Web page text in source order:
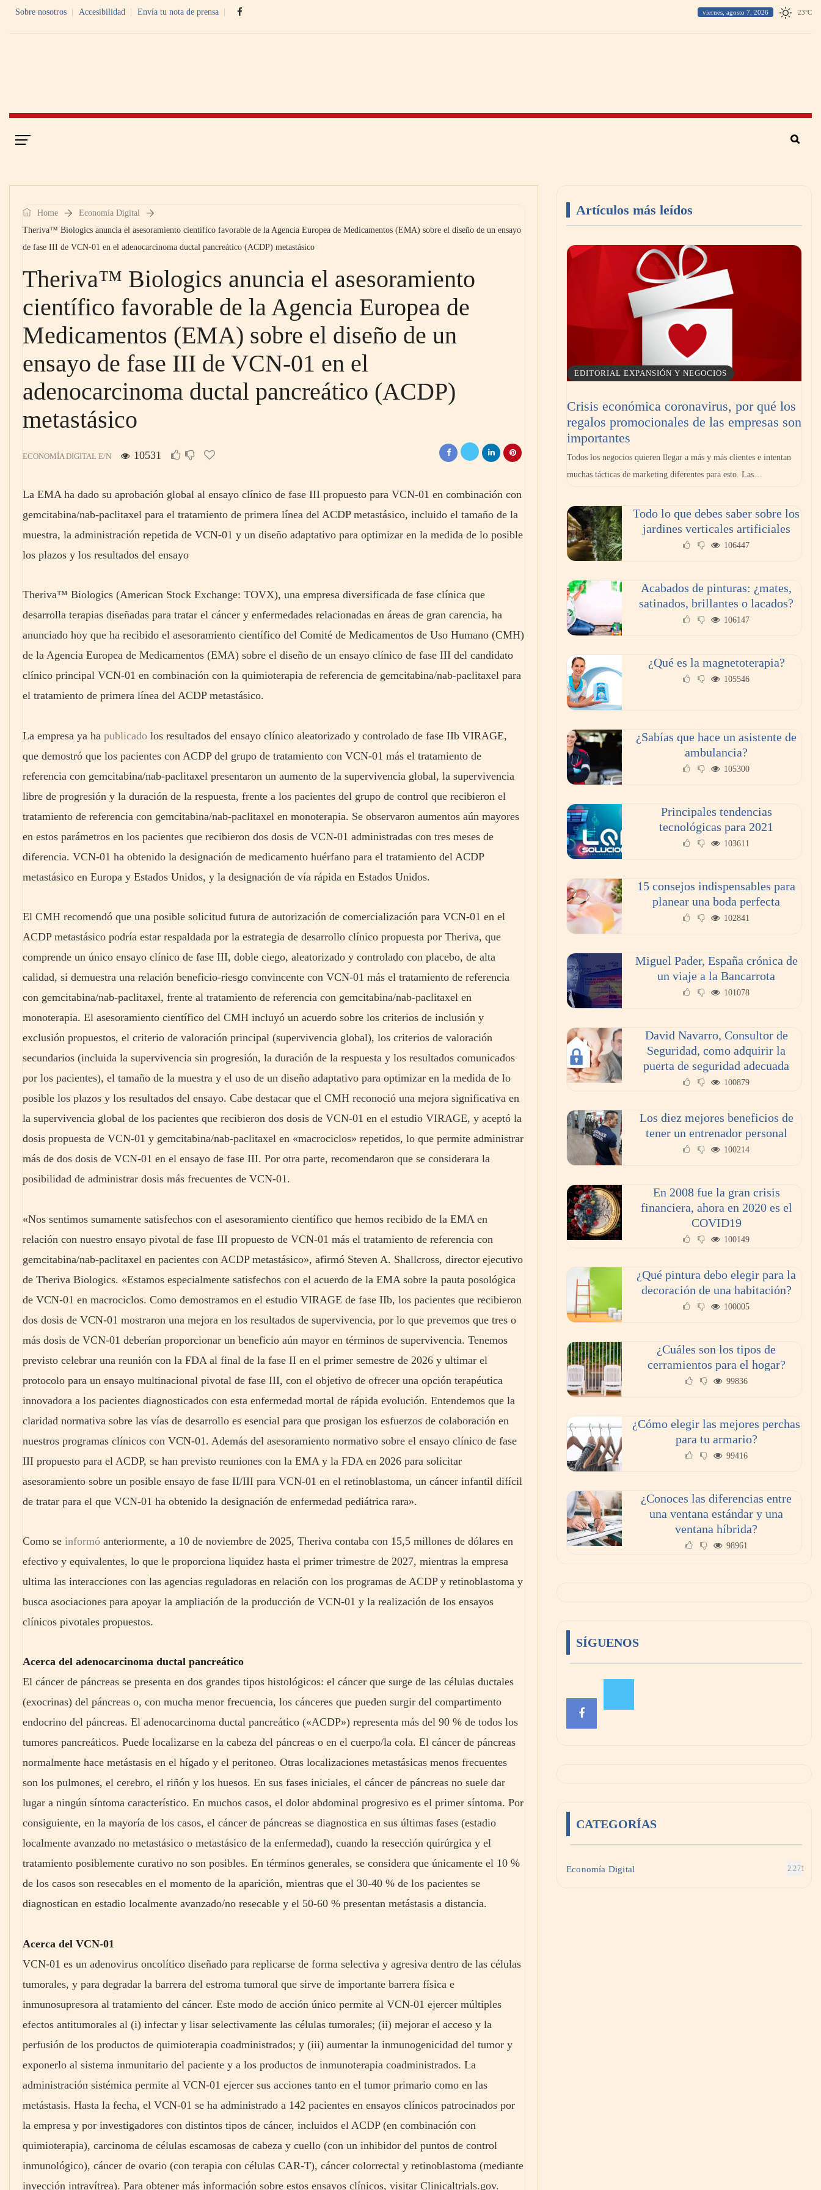
Sobre nosotros Accesibilidad Envía tu nota de prensa viernes, agosto 7, 2026 23°C
Home
Economía Digital
Theriva™ Biologics anuncia el asesoramiento científico favorable de la Agencia Europea de Medicamentos (EMA) sobre el diseño de un ensayo
de fase III de VCN-01 en el adenocarcinoma ductal pancreático (ACDP) metastásico
Theriva™ Biologics anuncia el asesoramiento
científico favorable de la Agencia Europea de
Medicamentos (EMA) sobre el diseño de un
ensayo de fase III de VCN-01 en el
adenocarcinoma ductal pancreático (ACDP)
metastásico
ECONOMÍA DIGITAL E/N 10531
La EMA ha dado su aprobación global al ensayo clínico de fase III propuesto para VCN-01 en combinación con
gemcitabina/nab-paclitaxel para el tratamiento de primera línea del ACDP metastásico, incluido el tamaño de la
muestra, la administración repetida de VCN-01 y un diseño adaptativo para optimizar en la medida de lo posible
los plazos y los resultados del ensayo
Theriva™ Biologics (American Stock Exchange: TOVX), una empresa diversificada de fase clínica que
desarrolla terapias diseñadas para tratar el cáncer y enfermedades relacionadas en áreas de gran carencia, ha
anunciado hoy que ha recibido el asesoramiento científico del Comité de Medicamentos de Uso Humano (CMH)
de la Agencia Europea de Medicamentos (EMA) sobre el diseño de un ensayo clínico de fase III del candidato
clínico principal VCN-01 en combinación con la quimioterapia de referencia de gemcitabina/nab-paclitaxel para
el tratamiento de primera línea del ACDP metastásico.
La empresa ya ha publicado los resultados del ensayo clínico aleatorizado y controlado de fase IIb VIRAGE,
que demostró que los pacientes con ACDP del grupo de tratamiento con VCN-01 más el tratamiento de
referencia con gemcitabina/nab-paclitaxel presentaron un aumento de la supervivencia global, la supervivencia
libre de progresión y la duración de la respuesta, frente a los pacientes del grupo de control que recibieron el
tratamiento de referencia con gemcitabina/nab-paclitaxel en monoterapia. Se observaron aumentos aún mayores
en estos parámetros en los pacientes que recibieron dos dosis de VCN-01 administradas con tres meses de
diferencia. VCN-01 ha obtenido la designación de medicamento huérfano para el tratamiento del ACDP
metastásico en Europa y Estados Unidos, y la designación de vía rápida en Estados Unidos.
El CMH recomendó que una posible solicitud futura de autorización de comercialización para VCN-01 en el
ACDP metastásico podría estar respaldada por la estrategia de desarrollo clínico propuesta por Theriva, que
comprende un único ensayo clínico de fase III, doble ciego, aleatorizado y controlado con placebo, de alta
calidad, si demuestra una relación beneficio-riesgo convincente con VCN-01 más el tratamiento de referencia
con gemcitabina/nab-paclitaxel, frente al tratamiento de referencia con gemcitabina/nab-paclitaxel en
monoterapia. El asesoramiento científico del CMH incluyó un acuerdo sobre los criterios de inclusión y
exclusión propuestos, el criterio de valoración principal (supervivencia global), los criterios de valoración
secundarios (incluida la supervivencia sin progresión, la duración de la respuesta y los resultados comunicados
por los pacientes), el tamaño de la muestra y el uso de un diseño adaptativo para optimizar en la medida de lo
posible los plazos y los resultados del ensayo. Cabe destacar que el CMH reconoció una mejora significativa en
la supervivencia global de los pacientes que recibieron dos dosis de VCN-01 en el estudio VIRAGE, y aceptó la
dosis propuesta de VCN-01 y gemcitabina/nab-paclitaxel en «macrociclos» repetidos, lo que permite administrar
más de dos dosis de VCN-01 en el ensayo de fase III. Por otra parte, recomendaron que se considerara la
posibilidad de administrar dosis más frecuentes de VCN-01.
«Nos sentimos sumamente satisfechos con el asesoramiento científico que hemos recibido de la EMA en
relación con nuestro ensayo pivotal de fase III propuesto de VCN-01 más el tratamiento de referencia con
gemcitabina/nab-paclitaxel en pacientes con ACDP metastásico», afirmó Steven A. Shallcross, director ejecutivo
de Theriva Biologics. «Estamos especialmente satisfechos con el acuerdo de la EMA sobre la pauta posológica
de VCN-01 en macrociclos. Como demostramos en el estudio VIRAGE de fase IIb, los pacientes que recibieron
dos dosis de VCN-01 mostraron una mejora en los resultados de supervivencia, por lo que prevemos que tres o
más dosis de VCN-01 deberían proporcionar un beneficio aún mayor en términos de supervivencia. Tenemos
previsto celebrar una reunión con la FDA al final de la fase II en el primer semestre de 2026 y ultimar el
protocolo para un ensayo multinacional pivotal de fase III, con el objetivo de ofrecer una opción terapéutica
innovadora a los pacientes diagnosticados con esta enfermedad mortal de rápida evolución. Entendemos que la
claridad normativa sobre las vías de desarrollo es esencial para que prosigan los esfuerzos de colaboración en
nuestros programas clínicos con VCN-01. Además del asesoramiento normativo sobre el ensayo clínico de fase
III propuesto para el ACDP, se han previsto reuniones con la EMA y la FDA en 2026 para solicitar
asesoramiento sobre un posible ensayo de fase II/III para VCN-01 en el retinoblastoma, un cáncer infantil difícil
de tratar para el que VCN-01 ha obtenido la designación de enfermedad pediátrica rara».
Como se informó anteriormente, a 10 de noviembre de 2025, Theriva contaba con 15,5 millones de dólares en
efectivo y equivalentes, lo que le proporciona liquidez hasta el primer trimestre de 2027, mientras la empresa
ultima las interacciones con las agencias reguladoras en relación con los programas de ACDP y retinoblastoma y
busca asociaciones para apoyar la ampliación de la producción de VCN-01 y la realización de los ensayos
clínicos pivotales propuestos.
Acerca del adenocarcinoma ductal pancreático
El cáncer de páncreas se presenta en dos grandes tipos histológicos: el cáncer que surge de las células ductales
(exocrinas) del páncreas o, con mucha menor frecuencia, los cánceres que pueden surgir del compartimento
endocrino del páncreas. El adenocarcinoma ductal pancreático («ACDP») representa más del 90 % de todos los
tumores pancreáticos. Puede localizarse en la cabeza del páncreas o en el cuerpo/la cola. El cáncer de páncreas
normalmente hace metástasis en el hígado y el peritoneo. Otras localizaciones metastásicas menos frecuentes
son los pulmones, el cerebro, el riñón y los huesos. En sus fases iniciales, el cáncer de páncreas no suele dar
lugar a ningún síntoma característico. En muchos casos, el dolor abdominal progresivo es el primer síntoma. Por
consiguiente, en la mayoría de los casos, el cáncer de páncreas se diagnostica en sus últimas fases (estadio
localmente avanzado no metastásico o metastásico de la enfermedad), cuando la resección quirúrgica y el
tratamiento posiblemente curativo no son posibles. En términos generales, se considera que únicamente el 10 %
de los casos son resecables en el momento de la aparición, mientras que el 30-40 % de los pacientes se
diagnostican en estadio localmente avanzado/no resecable y el 50-60 % presentan metástasis a distancia.
Acerca del VCN-01
VCN-01 es un adenovirus oncolítico diseñado para replicarse de forma selectiva y agresiva dentro de las células
tumorales, y para degradar la barrera del estroma tumoral que sirve de importante barrera física e
inmunosupresora al tratamiento del cáncer. Este modo de acción único permite al VCN-01 ejercer múltiples
efectos antitumorales al (i) infectar y lisar selectivamente las células tumorales; (ii) mejorar el acceso y la
perfusión de los productos de quimioterapia coadministrados; y (iii) aumentar la inmunogenicidad del tumor y
exponerlo al sistema inmunitario del paciente y a los productos de inmunoterapia coadministrados. La
administración sistémica permite al VCN-01 ejercer sus acciones tanto en el tumor primario como en las
metástasis. Hasta la fecha, el VCN-01 se ha administrado a 142 pacientes en ensayos clínicos patrocinados por
la empresa y por investigadores con distintos tipos de cáncer, incluidos el ACDP (en combinación con
quimioterapia), carcinoma de células escamosas de cabeza y cuello (con un inhibidor del puntos de control
inmunológico), cáncer de ovario (con terapia con células CAR-T), cáncer colorrectal y retinoblastoma (mediante
inyección intravítrea). Para obtener más información sobre estos ensayos clínicos, visitar Clinicaltrials.gov.
Artículos más leídos
EDITORIAL EXPANSIÓN Y NEGOCIOS
Crisis económica coronavirus, por qué los
regalos promocionales de las empresas son
importantes
Todos los negocios quieren llegar a más y más clientes e intentan
muchas tácticas de marketing diferentes para esto. Las…
Todo lo que debes saber sobre los
jardines verticales artificiales
106447
Acabados de pinturas: ¿mates,
satinados, brillantes o lacados?
106147
¿Qué es la magnetoterapia?
105546
¿Sabías que hace un asistente de
ambulancia?
105300
Principales tendencias
tecnológicas para 2021
103611
15 consejos indispensables para
planear una boda perfecta
102841
Miguel Pader, España crónica de
un viaje a la Bancarrota
101078
David Navarro, Consultor de
Seguridad, como adquirir la
puerta de seguridad adecuada
100879
Los diez mejores beneficios de
tener un entrenador personal
100214
En 2008 fue la gran crisis
financiera, ahora en 2020 es el
COVID19
100149
¿Qué pintura debo elegir para la
decoración de una habitación?
100005
¿Cuáles son los tipos de
cerramientos para el hogar?
99836
¿Cómo elegir las mejores perchas
para tu armario?
99416
¿Conoces las diferencias entre
una ventana estándar y una
ventana híbrida?
98961
SÍGUENOS
CATEGORÍAS
Economía Digital 2.271